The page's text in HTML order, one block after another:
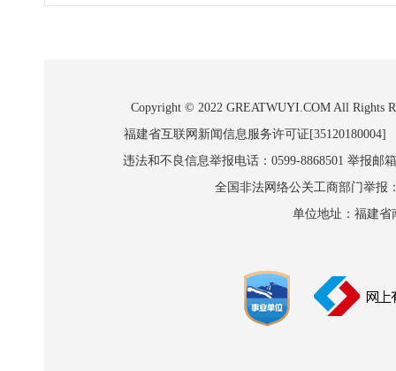
Copyright © 2022 GREATWUYI.COM All Rights
福建省互联网新闻信息服务许可证
违法和不良信息举报电话：0599-8868501 举报邮
全国非法网络公关工商部门举报
单位地址：福建省